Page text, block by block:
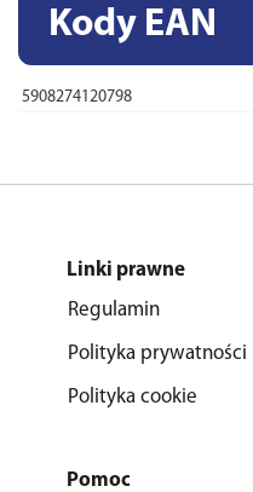
Kody EAN
5908274120798
Linki prawne
Regulamin
Polityka prywatności
Polityka cookie
Pomoc